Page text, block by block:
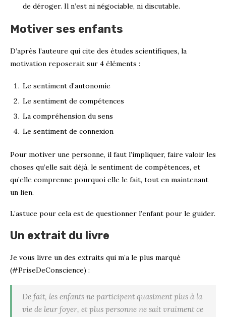
de déroger. Il n’est ni négociable, ni discutable.
Motiver ses enfants
D’après l’auteure qui cite des études scientifiques, la
motivation reposerait sur 4 éléments :
Le sentiment d’autonomie
Le sentiment de compétences
La compréhension du sens
Le sentiment de connexion
Pour motiver une personne, il faut l’impliquer, faire valoir les
choses qu’elle sait déjà, le sentiment de compétences, et
qu’elle comprenne pourquoi elle le fait, tout en maintenant
un lien.
L’astuce pour cela est de questionner l’enfant pour le guider.
Un extrait du livre
Je vous livre un des extraits qui m’a le plus marqué
(#PriseDeConscience) :
De fait, les enfants ne participent quasiment plus à la
vie de leur foyer, et plus personne ne sait vraiment ce